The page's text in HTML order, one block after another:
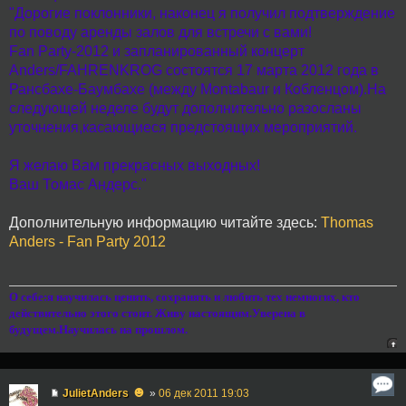
"Дорогие поклонники, наконец я получил подтверждение
по поводу аренды залов для встречи с вами!
Fan Party-2012 и запланированный концерт
Аnders/FAHRENKROG состоятся 17 марта 2012 года в
Рансбахе-Баумбахе (между Montabaur и Кобленцом).На
следующей неделе будут дополнительно разосланы
уточнения,касающиеся предстоящих мероприятий.
Я желаю Вам прекрасных выходных!
Ваш Томас Андерс."
Дополнительную информацию читайте здесь: Thomas
Anders - Fan Party 2012
О себе:я научилась ценить, сохранять и любить тех немногих, кто
действительно этого стоит. Живу настоящим.Уверена в
будущем.Научилась на прошлом.
JulietAnders ☻ » 06 дек 2011 19:03